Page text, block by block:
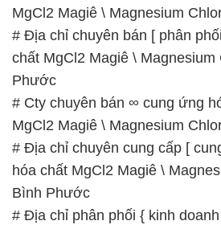
MgCl2 Magiê \ Magnesium
# Địa chỉ chuyên bán [ phân
chất MgCl2 Magiê \ Magnesium
Phước
# Cty chuyên bán ∞ cung ứng
MgCl2 Magiê \ Magnesium
# Địa chỉ chuyên cung cấp [
hóa chất MgCl2 Magiê \
Bình Phước
# Địa chỉ phân phối { kinh